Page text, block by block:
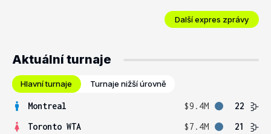
Další expres zprávy
Aktuální turnaje
Hlavní turnaje Turnaje nižší úrovně
Montreal $9.4M
22
Toronto WTA
$7.4M 21